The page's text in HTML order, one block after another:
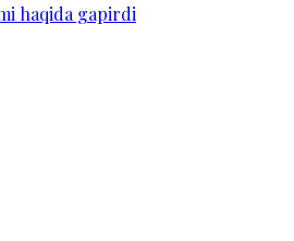
haqida gapirdi